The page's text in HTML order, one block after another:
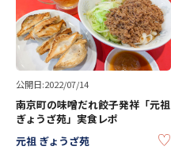
公開日:2022/07/14
南京町の味噌だれ餃子発祥「元祖
ぎょうざ苑」実食レポ
元祖 ぎょうざ苑